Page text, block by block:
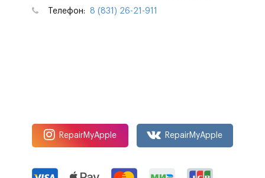
Телефон: 8 (831) 26-21-911
RepairMyApple RepairMyApple